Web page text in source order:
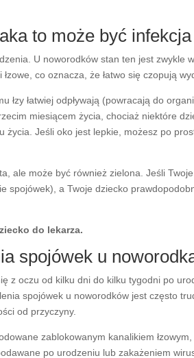
to może być
U noworodków stan ten jest zwykle
co oznacza, że łatwo się czopują
łzy łatwiej odpływają (powracają do
miesiącem życia, chociaż niektóre
życia. Jeśli oko jest lepkie, możesz po
ale może być również zielona. Jeśli
spojówek), a Twoje dziecko
do lekarza.
spojówek u
z oczu od kilku dni do kilku tygodni po
spojówek u noworodków jest często
od przyczyny.
zablokowanym kanalikiem
po urodzeniu lub zakażeniem